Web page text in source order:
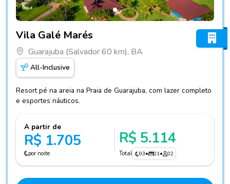
Vila Galé Marés
Guarajuba (Salvador 60 km), BA
All-Inclusive
Resort pé na areia na Praia de Guarajuba, com lazer completo
e esportes náuticos.
A partir de
R$ 1.705
por noite
R$ 5.114
Total 03• 01• 02